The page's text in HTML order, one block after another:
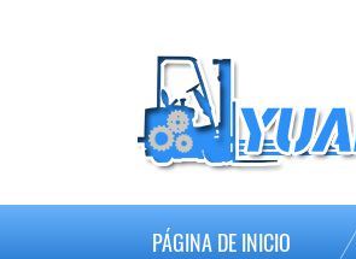
PÁGINA DE INICIO